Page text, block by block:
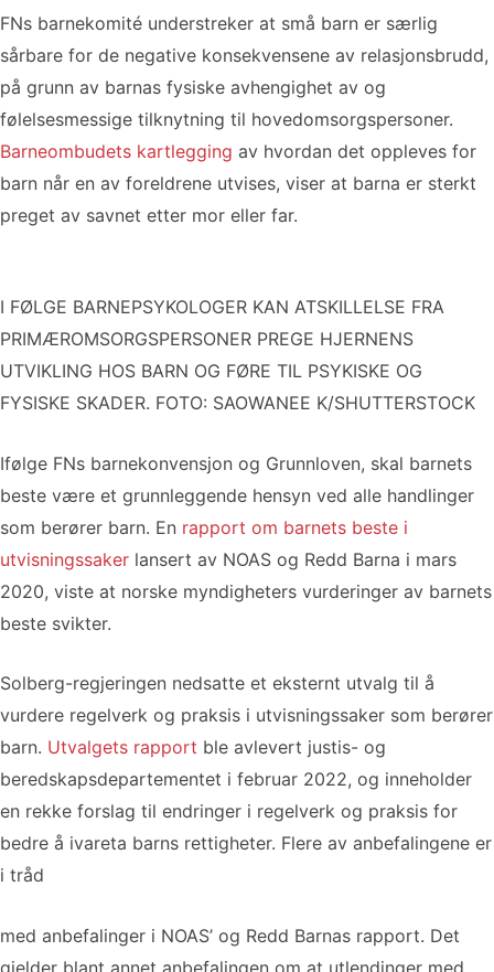
FNs barnekomité understreker at små barn er særlig
sårbare for de negative konsekvensene av relasjonsbrudd,
på grunn av barnas fysiske avhengighet av og
følelsesmessige tilknytning til hovedomsorgspersoner.
Barneombudets kartlegging av hvordan det oppleves for
barn når en av foreldrene utvises, viser at barna er sterkt
preget av savnet etter mor eller far.
I FØLGE BARNEPSYKOLOGER KAN ATSKILLELSE FRA
PRIMÆROMSORGSPERSONER PREGE HJERNENS
UTVIKLING HOS BARN OG FØRE TIL PSYKISKE OG
FYSISKE SKADER. FOTO: SAOWANEE K/SHUTTERSTOCK
Ifølge FNs barnekonvensjon og Grunnloven, skal barnets
beste være et grunnleggende hensyn ved alle handlinger
som berører barn. En rapport om barnets beste i
utvisningssaker lansert av NOAS og Redd Barna i mars
2020, viste at norske myndigheters vurderinger av barnets
beste svikter.
Solberg-regjeringen nedsatte et eksternt utvalg til å
vurdere regelverk og praksis i utvisningssaker som berører
barn. Utvalgets rapport ble avlevert justis- og
beredskapsdepartementet i februar 2022, og inneholder
en rekke forslag til endringer i regelverk og praksis for
bedre å ivareta barns rettigheter. Flere av anbefalingene er
i tråd
med anbefalinger i NOAS’ og Redd Barnas rapport. Det
gjelder blant annet anbefalingen om at utlendinger med